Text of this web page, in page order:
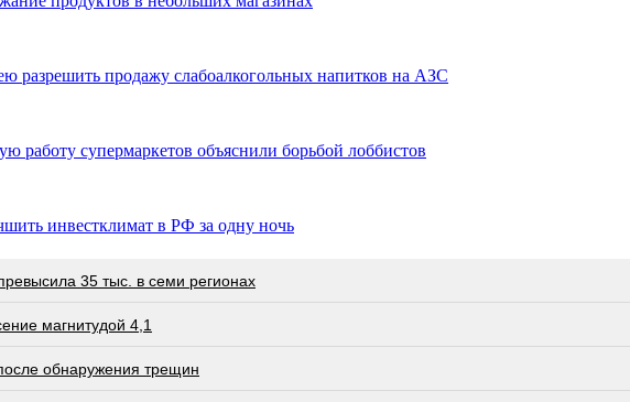
разрешить продажу слабоалкогольных напитков на АЗС
работу супермаркетов объяснили борьбой лоббистов
инвестклимат в РФ за одну ночь
35 тыс. в семи регионах
магнитудой 4,1
обнаружения трещин